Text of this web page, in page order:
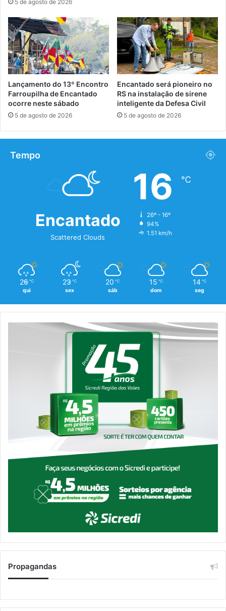
5 de agosto de 2026
Lançamento do 13º Encontro
Farroupilha de Encantado
ocorre neste sábado
5 de agosto de 2026
Encantado será pioneiro no
RS na instalação de sirene
inteligente da Defesa Civil
5 de agosto de 2026
Tempo
Encantado
Scattered Clouds
16 ℃
26º - 16º
94%
1.51 km/h
26 ℃
qui
23 ℃
sex
20 ℃
sáb
15 ℃
dom
14 ℃
seg
Propagandas